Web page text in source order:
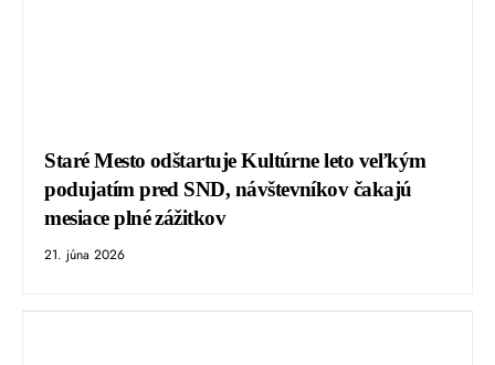
Staré Mesto odštartuje Kultúrne leto veľkým
podujatím pred SND, návštevníkov čakajú
mesiace plné zážitkov
21. júna 2026